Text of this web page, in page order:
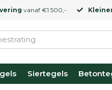
vanaf €1.500,-
Siertegels